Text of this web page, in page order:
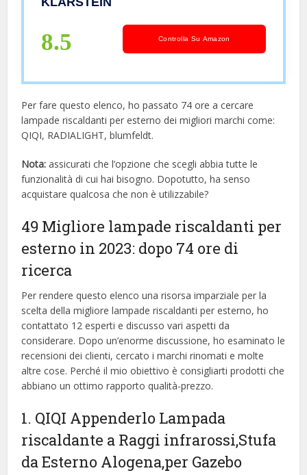
Wi-Fi per 7 Dispositivi, Nero
8.5 Controlla Su Amazon
Per fare questo elenco, ho passato 74 ore a cercare
lampade riscaldanti per esterno dei migliori marchi come:
QIQI, RADIALIGHT, blumfeldt.
Nota: assicurati che l’opzione che scegli abbia tutte le
funzionalità di cui hai bisogno. Dopotutto, ha senso
acquistare qualcosa che non è utilizzabile?
49 Migliore lampade riscaldanti per
esterno in 2023: dopo 74 ore di
ricerca
Per rendere questo elenco una risorsa imparziale per la
scelta della migliore lampade riscaldanti per esterno, ​​ho
contattato 12 esperti e discusso vari aspetti da
considerare. Dopo un’enorme discussione, ho esaminato le
recensioni dei clienti, cercato i marchi rinomati e molte
altre cose. Perché il mio obiettivo è consigliarti prodotti che
abbiano un ottimo rapporto qualità-prezzo.
1. QIQI Appenderlo Lampada
riscaldante a Raggi infrarossi,Stufa
da Esterno Alogena,per Gazebo